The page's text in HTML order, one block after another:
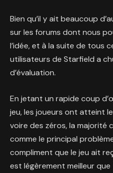
Bien qu’il y ait beaucoup
sur les forums dont nous
l’idée, et à la suite de tous
utilisateurs de Starfield a
d’évaluation.
En jetant un rapide coup
jeu, les joueurs ont atteint
voire des zéros, la majorité
comme le principal
compliment que le jeu ait
est légèrement meilleur que